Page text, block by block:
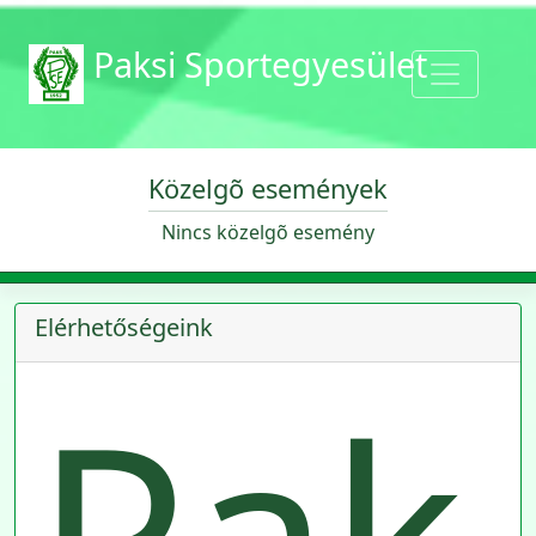
Paksi Sportegyesület
Közelgõ események
Nincs közelgõ esemény
Elérhetőségeink